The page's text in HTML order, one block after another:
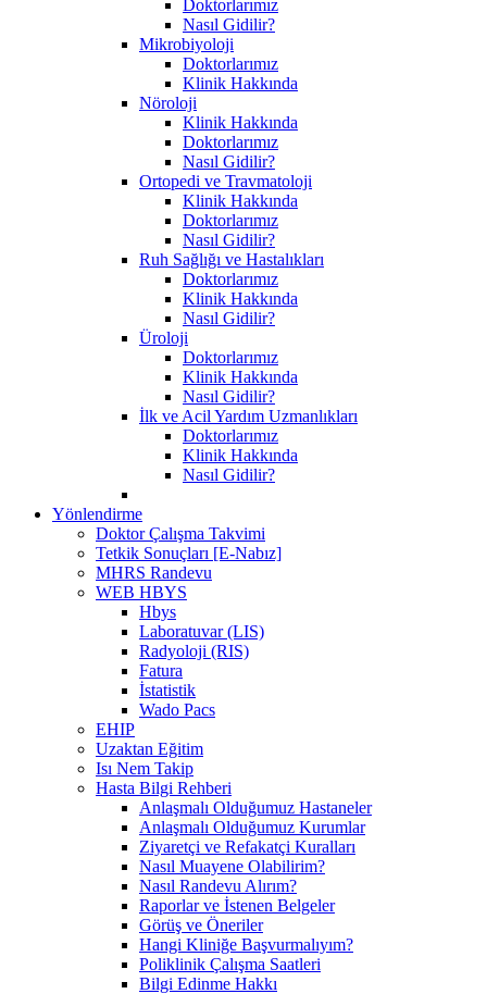
Doktorlarımız
Nasıl Gidilir?
Mikrobiyoloji
Doktorlarımız
Klinik Hakkında
Nöroloji
Klinik Hakkında
Doktorlarımız
Nasıl Gidilir?
Ortopedi ve Travmatoloji
Klinik Hakkında
Doktorlarımız
Nasıl Gidilir?
Ruh Sağlığı ve Hastalıkları
Doktorlarımız
Klinik Hakkında
Nasıl Gidilir?
Üroloji
Doktorlarımız
Klinik Hakkında
Nasıl Gidilir?
İlk ve Acil Yardım Uzmanlıkları
Doktorlarımız
Klinik Hakkında
Nasıl Gidilir?
Yönlendirme
Doktor Çalışma Takvimi
Tetkik Sonuçları [E-Nabız]
MHRS Randevu
WEB HBYS
Hbys
Laboratuvar (LIS)
Radyoloji (RIS)
Fatura
İstatistik
Wado Pacs
EHIP
Uzaktan Eğitim
Isı Nem Takip
Hasta Bilgi Rehberi
Anlaşmalı Olduğumuz Hastaneler
Anlaşmalı Olduğumuz Kurumlar
Ziyaretçi ve Refakatçi Kuralları
Nasıl Muayene Olabilirim?
Nasıl Randevu Alırım?
Raporlar ve İstenen Belgeler
Görüş ve Öneriler
Hangi Kliniğe Başvurmalıyım?
Poliklinik Çalışma Saatleri
Bilgi Edinme Hakkı